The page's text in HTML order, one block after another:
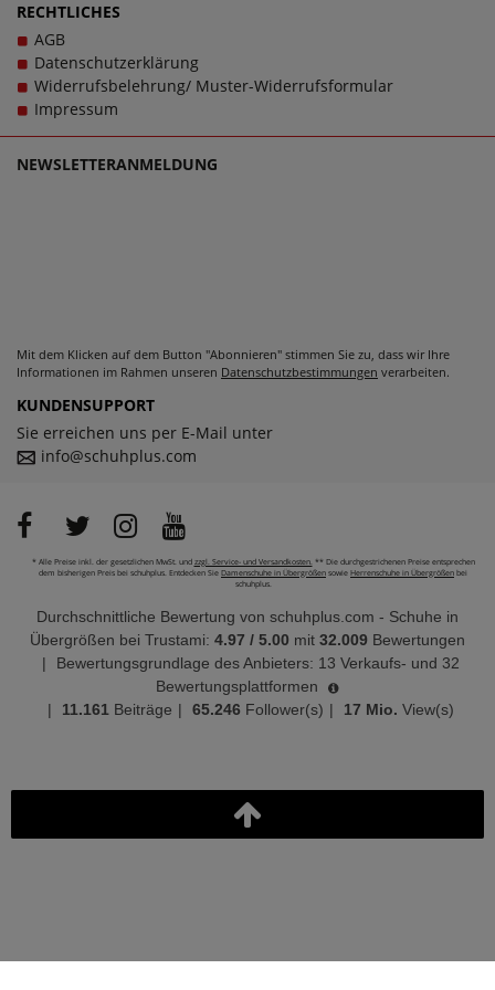
2TM12006 Black kontaktieren Sie gerne den
einzigartigen Damenschuhen in großen Größen glücklich
zu machen, denn schließlich sollen große Schuhe von
LadyPepp für Damen schlichtweg passen und dabei stets
zu einem echten Trageerlebnis werden.
RECHTLICHES
AGB
Datenschutzerklärung
Widerrufsbelehrung/ Muster-Widerrufsformular
Impressum
NEWSLETTERANMELDUNG
Mit dem Klicken auf dem Button "Abonnieren" stimmen Sie zu, dass wir Ihre
Informationen im Rahmen unseren Datenschutzbestimmungen verarbeiten.
KUNDENSUPPORT
Sie erreichen uns per E-Mail unter
info@schuhplus.com
* Alle Preise inkl. der gesetzlichen MwSt. und zzgl. Service- und Versandkosten.** Die durchgestrichenen Preise entsprechen
dem bisherigen Preis bei schuhplus. Entdecken Sie Damenschuhe in Übergrößen sowie Herrenschuhe in Übergrößen bei
schuhplus.
Durchschnittliche Bewertung von schuhplus.com - Schuhe in
Übergrößen bei Trustami: 4.97 / 5.00 mit 32.009 Bewertungen
|
Bewertungsgrundlage des Anbieters: 13 Verkaufs- und 32
Bewertungsplattformen
|
11.161 Beiträge | 65.246 Follower(s) | 17 Mio. View(s)